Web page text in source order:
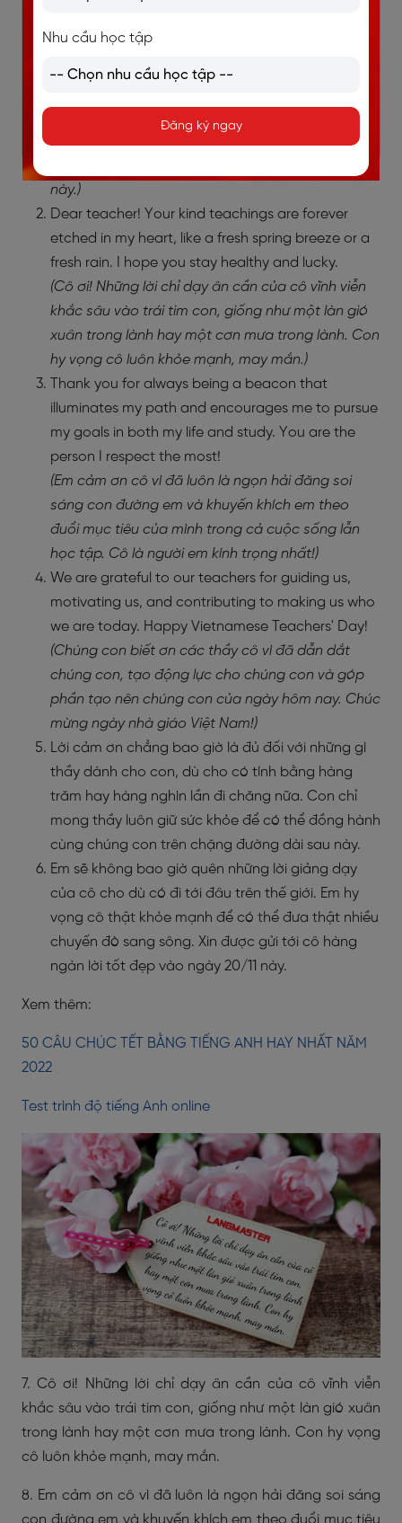
the long journey in the future.
(Lời cảm ơn chẳng bao giờ là đủ đối với những gì
trăm hay hàng nghìn lần đi chăng nữa. Con chỉ
mong thầy luôn giữ sức khỏe để có thể đồng
hành cùng chúng con trên chặng đường dài sau
này.)
Dear teacher! Your kind teachings are forever
etched in my heart, like a fresh spring breeze or a
fresh rain. I hope you stay healthy and lucky.
(Cô ơi! Những lời chỉ dạy ân cần của cô vĩnh viễn
khắc sâu vào trái tim con, giống như một làn gió
xuân trong lành hay một cơn mưa trong lành. Con
hy vọng cô luôn khỏe mạnh, may mắn.)
​​Thank you for always being a beacon that
illuminates my path and encourages me to pursue
my goals in both my life and study. You are the
person I respect the most!
(Em cảm ơn cô vì đã luôn là ngọn hải đăng soi
sáng con đường em và khuyến khích em theo
đuổi mục tiêu của mình trong cả cuộc sống lẫn
học tập. Cô là người em kính trọng nhất!)
We are grateful to our teachers for guiding us,
motivating us, and contributing to making us who
we are today. Happy Vietnamese Teachers' Day!
(Chúng con biết ơn các thầy cô vì đã dẫn dắt
chúng con, tạo động lực cho chúng con và góp
phần tạo nên chúng con của ngày hôm nay. Chúc
mừng ngày nhà giáo Việt Nam!)
Lời cảm ơn chẳng bao giờ là đủ đối với những gì
thầy dành cho con, dù cho có tính bằng hàng
trăm hay hàng nghìn lần đi chăng nữa. Con chỉ
mong thầy luôn giữ sức khỏe để có thể đồng hành
cùng chúng con trên chặng đường dài sau này.
Em sẽ không bao giờ quên những lời giảng dạy
của cô cho dù có đi tới đâu trên thế giới. Em hy
vọng cô thật khỏe mạnh để có thể đưa thật nhiều
chuyến đò sang sông. Xin được gửi tới cô hàng
ngàn lời tốt đẹp vào ngày 20/11 này.
Xem thêm:
50 CÂU CHÚC TẾT BẰNG TIẾNG ANH HAY NHẤT NĂM
2022
Test trình độ tiếng Anh online
7. Cô ơi! Những lời chỉ dạy ân cần của cô vĩnh viễn
khắc sâu vào trái tim con, giống như một làn gió xuân
trong lành hay một cơn mưa trong lành. Con hy vọng
cô luôn khỏe mạnh, may mắn.
8. Em cảm ơn cô vì đã luôn là ngọn hải đăng soi sáng
con đường em và khuyến khích em theo đuổi mục tiêu
Nhu cầu học tập
Đăng ký ngay